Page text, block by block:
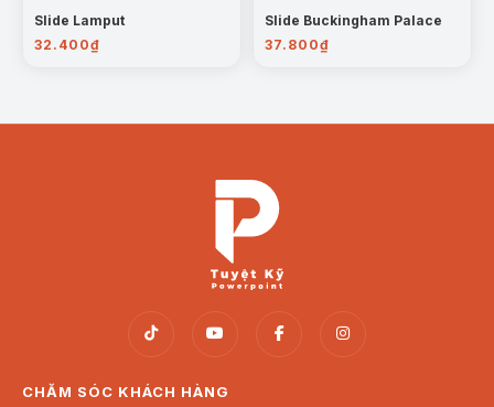
Slide Lamput
32.400₫
Slide Buckingham Palace
37.800₫
CHĂM SÓC KHÁCH HÀNG